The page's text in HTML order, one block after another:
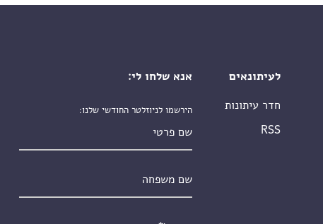
לעיתונאים
חדר עיתונות
RSS
אנא שלחו לי:
הירשמו לניוזלטר החודשי שלנו: